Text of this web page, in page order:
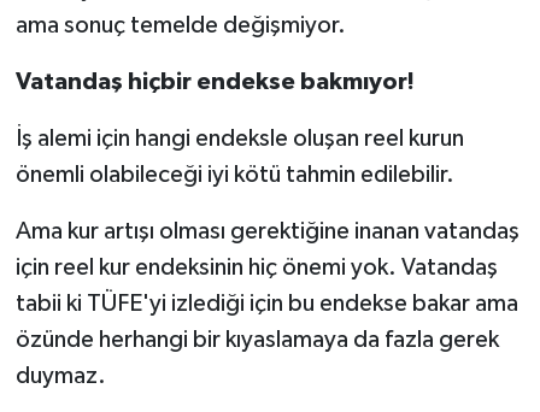
ama sonuç temelde değişmiyor.
Vatandaş hiçbir endekse bakmıyor!
İş alemi için hangi endeksle oluşan reel kurun
önemli olabileceği iyi kötü tahmin edilebilir.
Ama kur artışı olması gerektiğine inanan vatandaş
için reel kur endeksinin hiç önemi yok. Vatandaş
tabii ki TÜFE'yi izlediği için bu endekse bakar ama
özünde herhangi bir kıyaslamaya da fazla gerek
duymaz.